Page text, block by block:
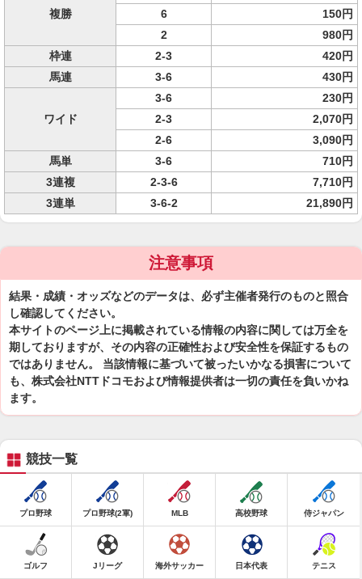
複勝
6
150円
2
980円
枠連
2-3
420円
馬連
3-6 430円
ワイド
3-6
230円
2-3
2,070円
2-6
3,090円
馬単
3-6
710円
3連複
2-3-6
7,710円
3連単
3-6-2 21,890円
注意事項
結果・成績・オッズなどのデータは、必ず主催者発行のものと照合
し確認してください。
本サイトのページ上に掲載されている情報の内容に関しては万全を
期しておりますが、その内容の正確性および安全性を保証するもの
ではありません。 当該情報に基づいて被ったいかなる損害について
も、株式会社NTTドコモおよび情報提供者は一切の責任を負いかね
ます。
競技一覧
プロ野球 プロ野球(2軍) MLB 高校野球 侍ジャパン
ゴルフ Jリーグ 海外サッカー 日本代表 テニス